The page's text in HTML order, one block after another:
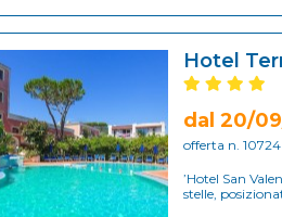
Hotel
dal 20/
offerta n. 10724
’Hotel San
stelle,